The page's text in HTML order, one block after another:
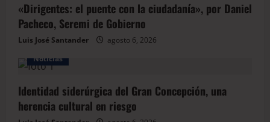
«Dirigentes: el puente con la ciudadanía», por Daniel
Pacheco, Seremi de Gobierno
Luis José Santander
agosto 6, 2026
Noticias
Identidad siderúrgica del Gran Concepción, una
herencia cultural en riesgo